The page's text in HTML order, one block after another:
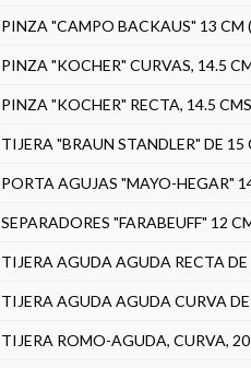
PINZA "CAMPO BACKAUS" 13 CM
PINZA "KOCHER" CURVAS, 14.5
PINZA "KOCHER" RECTA, 14.5
TIJERA "BRAUN STANDLER" DE
PORTA AGUJAS "MAYO-HEGAR"
SEPARADORES "FARABEUFF" 12
TIJERA AGUDA AGUDA RECTA
TIJERA AGUDA AGUDA CURVA
TIJERA ROMO-AGUDA, CURVA,